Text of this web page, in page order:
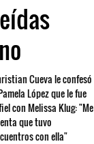
Cueva le confesó
López que le fue
con Melissa Klug: "Me
que tuvo
con ella"